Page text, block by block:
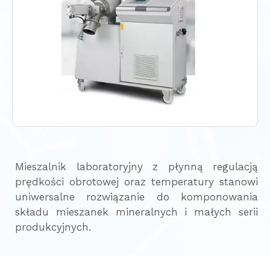
Mieszalnik laboratoryjny z płynną regulacją
prędkości obrotowej oraz temperatury stanowi
uniwersalne rozwiązanie do komponowania
składu mieszanek mineralnych i małych serii
produkcyjnych.